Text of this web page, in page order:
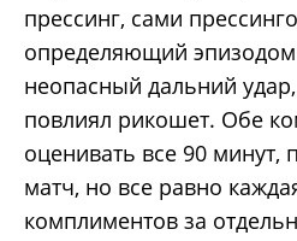
прессинг, сами
определяющий эпизодом
неопасный дальний
повлиял рикошет. Обе
оценивать все 90 минут,
матч, но все равно
комплиментов за